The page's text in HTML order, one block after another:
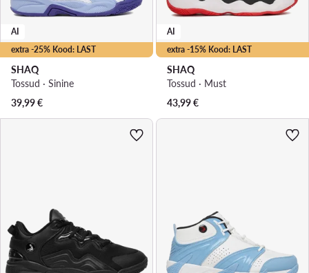
extra -25% Kood: LAST
AI
SHAQ
Tossud · Sinine
39,99€
extra -15% Kood: LAST
AI
SHAQ
Tossud · Must
43,99€